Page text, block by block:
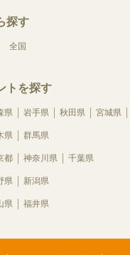
探す
全国
トを探す
県 岩手県 秋田県 宮城県
県 群馬県
都 神奈川県 千葉県
県 新潟県
県 福井県